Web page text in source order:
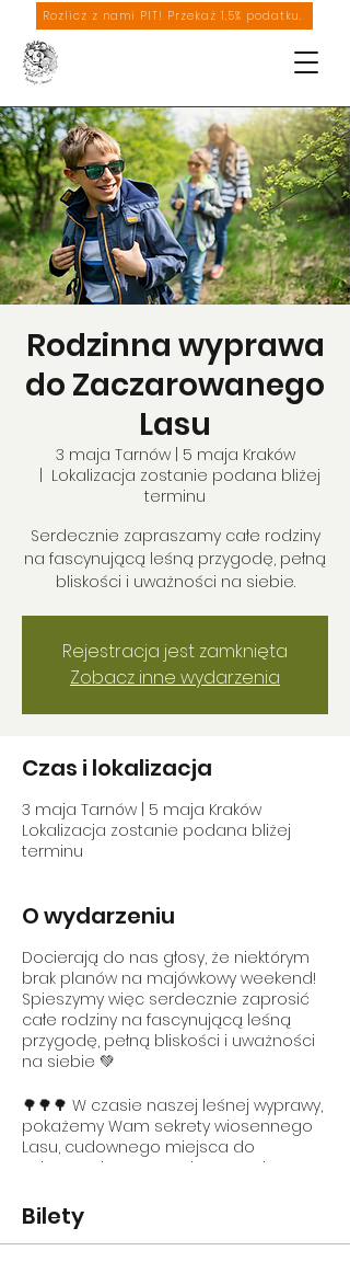
Rozlicz z nami PIT! Przekaż 1,5% podatku.
Rodzinna wyprawa
do Zaczarowanego
Lasu
3 maja Tarnów | 5 maja Kraków
Lokalizacja zostanie podana bliżej
terminu
Serdecznie zapraszamy całe rodziny
na fascynującą leśną przygodę, pełną
bliskości i uważności na siebie.
Rejestracja jest zamknięta
Zobacz inne wydarzenia
Czas i lokalizacja
3 maja Tarnów | 5 maja Kraków
Lokalizacja zostanie podana bliżej
terminu
O wydarzeniu
Docierają do nas głosy, że niektórym
brak planów na majówkowy weekend!
Spieszymy więc serdecznie zaprosić
całe rodziny na fascynującą leśną
przygodę, pełną bliskości i uważności
na siebie 💚
🌳🌳🌳 W czasie naszej leśnej wyprawy,
pokażemy Wam sekrety wiosennego
Lasu, cudownego miejsca do
odpoczynku, resetu głowy, a także
licznych odkryć.
Bilety